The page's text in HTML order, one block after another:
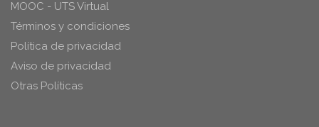
MOOC - UTS Virtual
Términos y condiciones
Política de privacidad
Aviso de privacidad
Otras Políticas